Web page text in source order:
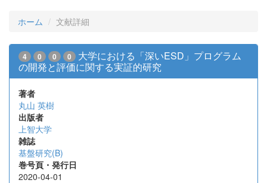
ホーム 文献詳細
4 0 0 0
大学における「深いESD」プログラム
の開発と評価に関する実証的研究
著者
丸山 英樹
出版者
上智大学
雑誌
基盤研究(B)
巻号頁・発行日
2020-04-01